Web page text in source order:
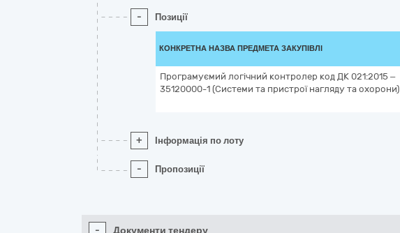
- Позиції
КОНКРЕТНА НАЗВА ПРЕДМЕТА ЗАКУПІВЛІ
Програмуємий логічний контролер код ДК 021:2015 –
35120000-1 (Системи та пристрої нагляду та охорони)
+ Інформація по лоту
- Пропозиції
- Документи тендеру